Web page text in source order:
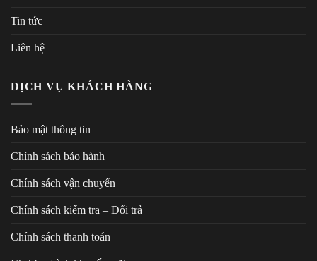
Tin tức
Liên hệ
DỊCH VỤ KHÁCH HÀNG
Bảo mật thông tin
Chính sách bảo hành
Chính sách vận chuyển
Chính sách kiểm tra – Đổi trả
Chính sách thanh toán